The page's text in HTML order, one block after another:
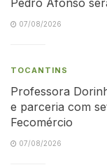
07/08/2026
TOCANTINS
Professora
e parceria com
Fecomércio
07/08/2026